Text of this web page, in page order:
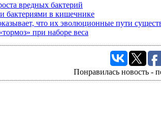
вредных бактерий
бактериями в кишечнике
что их эволюционные пути
при наборе веса
Понравилась новость -